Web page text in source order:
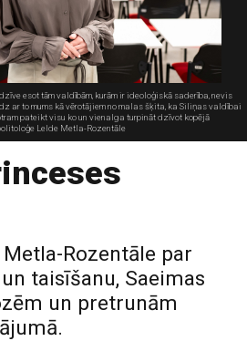
esot tām valdībām, kurām ir ideoloģiskā saderība, nevis
ar to mums kā vērotājiem no malas šķita, ka Siliņas valdībai
pateikt visu ko un vienalga turpināt dzīvot kopējā
Lelde Metla-Rozentāle
Rozentāle par
taisīšanu, Saeimas
un pretrunām